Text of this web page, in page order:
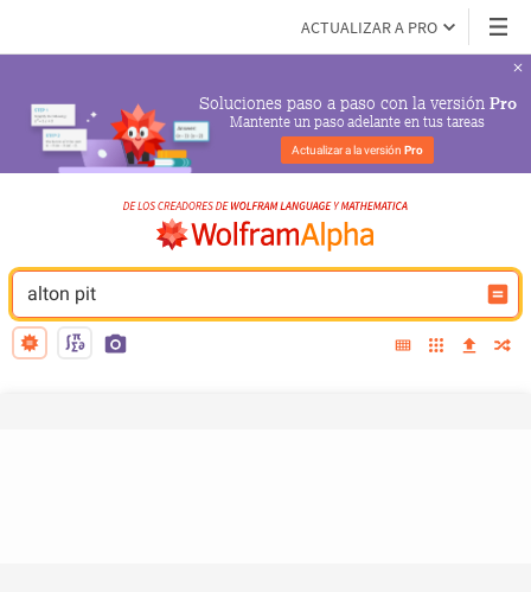
ACTUALIZAR A PRO
Soluciones paso a paso con la versión Pro
Mantente un paso adelante en tus tareas
Actualizar a la versión Pro
alton pit